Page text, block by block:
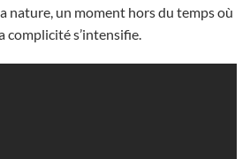
nature, un moment hors du temps où
complicité s’intensifie.